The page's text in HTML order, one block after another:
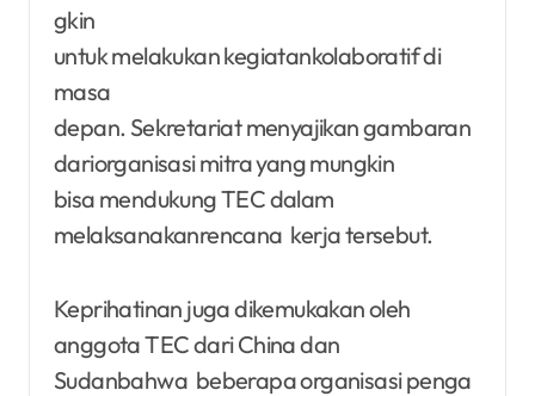
gkin
untuk melakukan kegiatankolaboratif di
masa
depan. Sekretariat menyajikan gambaran
dariorganisasi mitra yang mungkin
bisa mendukung TEC dalam
melaksanakanrencana kerja tersebut.
Keprihatinan juga dikemukakan oleh
anggota TEC dari China dan
Sudanbahwa beberapa organisasi penga